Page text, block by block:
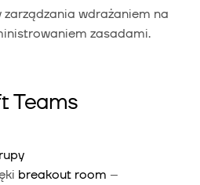
zarządzania wdrażaniem na
zasadami.
Teams
breakout room –